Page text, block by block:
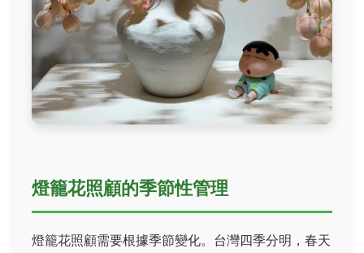
燈籠花照顧的季節性管理
燈籠花照顧需要根據季節變化。台灣四季分明，春天